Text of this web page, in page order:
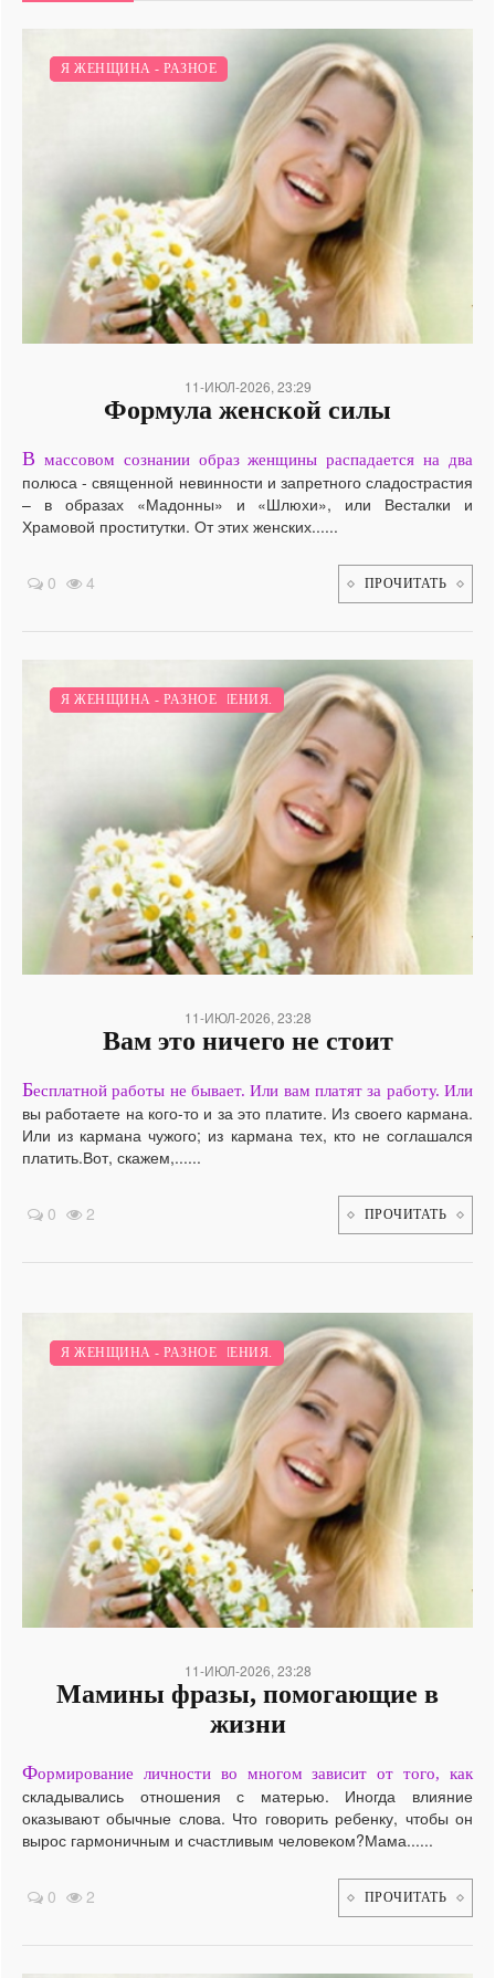
Я И СЕКС.
Я ЖЕНЩИНА - РАЗНОЕ
11-ИЮЛ-2026, 23:29
Формула женской силы
В массовом сознании образ женщины распадается на два
полюса - священной невинности и запретного сладострастия
– в образах «Мадонны» и «Шлюхи», или Весталки и
Храмовой проститутки. От этих женских......
0 4 ПРОЧИТАТЬ
ПСИХОЛОГИЯ И ОТНОШЕНИЯ.
Я ЖЕНЩИНА - РАЗНОЕ
11-ИЮЛ-2026, 23:28
Вам это ничего не стоит
Бесплатной работы не бывает. Или вам платят за работу. Или
вы работаете на кого-то и за это платите. Из своего кармана.
Или из кармана чужого; из кармана тех, кто не соглашался
платить.Вот, скажем,......
0 2 ПРОЧИТАТЬ
ПСИХОЛОГИЯ И ОТНОШЕНИЯ.
Я ЖЕНЩИНА - РАЗНОЕ
11-ИЮЛ-2026, 23:28
Мамины фразы, помогающие в
жизни
Формирование личности во многом зависит от того, как
складывались отношения с матерью. Иногда влияние
оказывают обычные слова. Что говорить ребенку, чтобы он
вырос гармоничным и счастливым человеком?Мама......
0 2 ПРОЧИТАТЬ